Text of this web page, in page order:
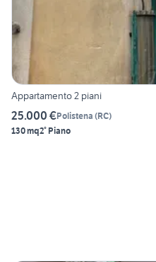
Appartamento 2 piani
25.000 €Polistena (RC)
130 mq2° Piano